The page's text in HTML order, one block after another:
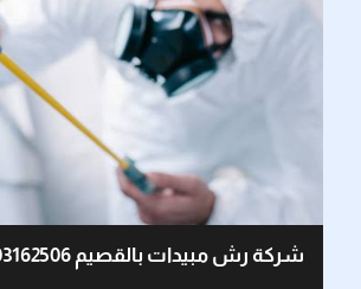
شركة رش مبيدات بالقصيم 0503162506